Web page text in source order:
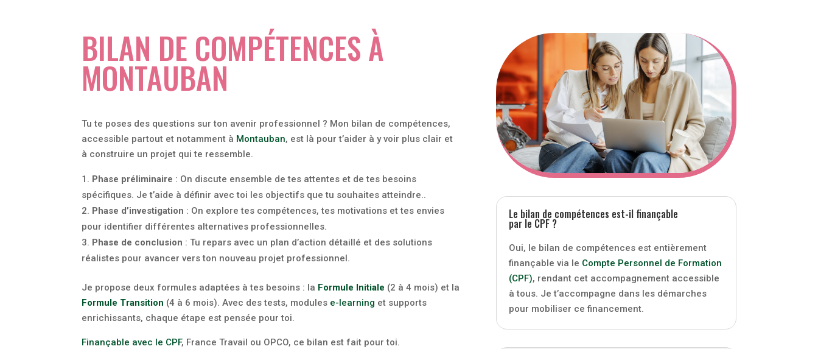
BILAN DE COMPÉTENCES À
MONTAUBAN
Tu te poses des questions sur ton avenir professionnel ? Mon bilan de compétences,
accessible partout et notamment à Montauban, est là pour t’aider à y voir plus clair et
à construire un projet qui te ressemble.
Phase préliminaire : On discute ensemble de tes attentes et de tes besoins
spécifiques. Je t’aide à définir avec toi les objectifs que tu souhaites atteindre..
Phase d’investigation : On explore tes compétences, tes motivations et tes envies
pour identifier différentes alternatives professionnelles.
Phase de conclusion : Tu repars avec un plan d’action détaillé et des solutions
réalistes pour avancer vers ton nouveau projet professionnel.
Je propose deux formules adaptées à tes besoins : la Formule Initiale (2 à 4 mois) et la
Formule Transition (4 à 6 mois). Avec des tests, modules e-learning et supports
enrichissants, chaque étape est pensée pour toi.
Finançable avec le CPF, France Travail ou OPCO, ce bilan est fait pour toi.
Le bilan de compétences est-il finançable
par le CPF ?
Oui, le bilan de compétences est entièrement
finançable via le Compte Personnel de Formation
(CPF), rendant cet accompagnement accessible
à tous. Je t’accompagne dans les démarches
pour mobiliser ce financement.